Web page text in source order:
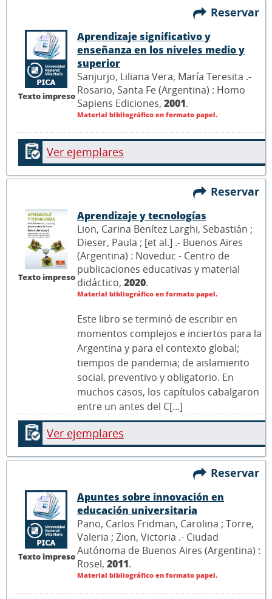
Reservar
Texto impreso
Aprendizaje significativo y
enseñanza en los niveles medio y
superior
Sanjurjo, Liliana Vera, María Teresita .-
Rosario, Santa Fe (Argentina) : Homo
Sapiens Ediciones, 2001.
Material bibliográfico en formato papel.
Ver ejemplares
Reservar
Texto impreso
Aprendizaje y tecnologías
Lion, Carina Benítez Larghi, Sebastián ;
Dieser, Paula ; [et al.] .- Buenos Aires
(Argentina) : Noveduc - Centro de
publicaciones educativas y material
didáctico, 2020.
Material bibliográfico en formato papel.
Este libro se terminó de escribir en
momentos complejos e inciertos para la
Argentina y para el contexto global;
tiempos de pandemia; de aislamiento
social, preventivo y obligatorio. En
muchos casos, los capítulos cabalgaron
entre un antes del C[...]
Ver ejemplares
Reservar
Texto impreso
Apuntes sobre innovación en
educación universitaria
Pano, Carlos Fridman, Carolina ; Torre,
Valeria ; Zion, Victoria .- Ciudad
Autónoma de Buenos Aires (Argentina) :
Rosel, 2011.
Material bibliográfico en formato papel.